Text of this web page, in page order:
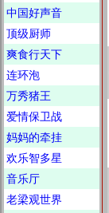
中国好声音
顶级厨师
爽食行天下
连环泡
万秀猪王
爱情保卫战
妈妈的牵挂
欢乐智多星
音乐厅
老梁观世界